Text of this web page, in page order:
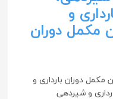
و
مکمل دوران
مکمل دوران بارداری و
و شیردهی